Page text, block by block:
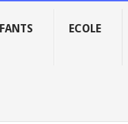
ECOLE